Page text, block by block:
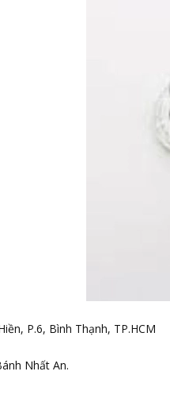
P.6, Bình Thạnh, TP.HCM
Nhất An.